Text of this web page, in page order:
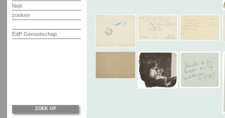
faqs
zoeken
EdP Genootschap
ZOEK OP